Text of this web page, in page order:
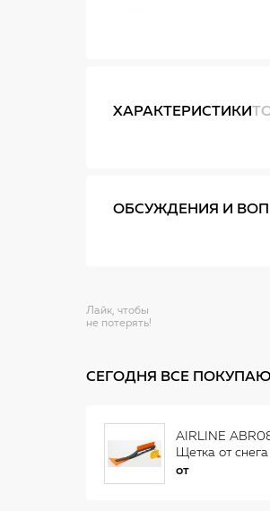
ХАРАКТЕРИСТИКИ
ОБСУЖДЕНИЯ И
Лайк, чтобы
не потерять!
СЕГОДНЯ ВСЕ
AIRLINE
Щетка от
(34 см)
от